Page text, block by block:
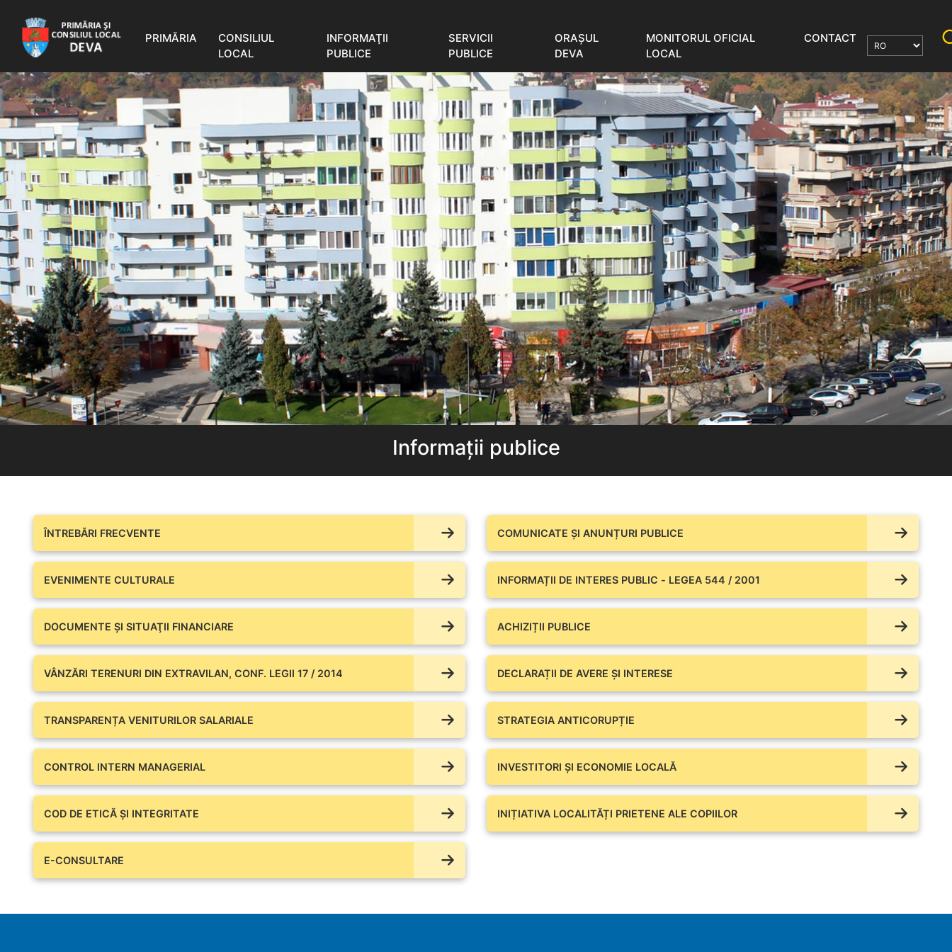
PRIMĂRIA
CONSILIUL
LOCAL
INFORMAŢII
PUBLICE
SERVICII
PUBLICE
ORAŞUL
DEVA
MONITORUL OFICIAL
LOCAL
CONTACT
Informații publice
ÎNTREBĂRI FRECVENTE COMUNICATE ŞI ANUNȚURI PUBLICE
EVENIMENTE CULTURALE INFORMAȚII DE INTERES PUBLIC - LEGEA 544 / 2001
DOCUMENTE ŞI SITUAŢII FINANCIARE ACHIZIȚII PUBLICE
VÂNZĂRI TERENURI DIN EXTRAVILAN, CONF. LEGII 17 / 2014 DECLARAȚII DE AVERE ŞI INTERESE
TRANSPARENȚA VENITURILOR SALARIALE STRATEGIA ANTICORUPȚIE
CONTROL INTERN MANAGERIAL INVESTITORI ȘI ECONOMIE LOCALĂ
COD DE ETICĂ ȘI INTEGRITATE INIȚIATIVA LOCALITĂȚI PRIETENE ALE COPIILOR
E-CONSULTARE